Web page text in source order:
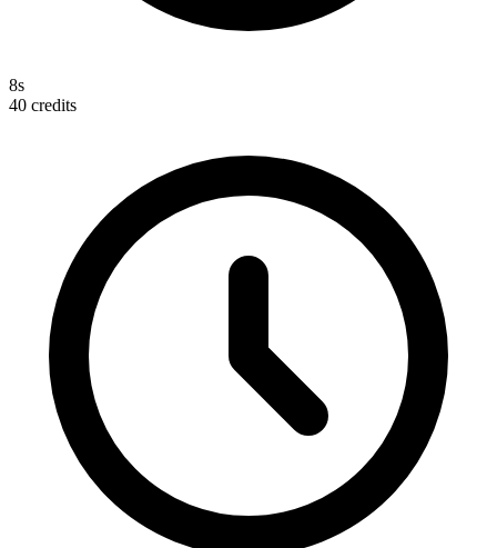
8s
40 credits